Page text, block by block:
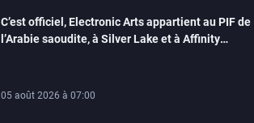
C’est officiel, Electronic Arts appartient au PIF de
l’Arabie saoudite, à Silver Lake et à Affinity
05 août 2026 à 07:00